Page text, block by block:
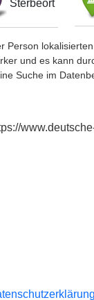
Sterbeort
Person
und es kann
Suche im